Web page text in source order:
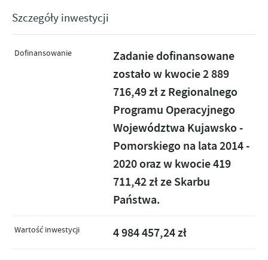
Szczegóły inwestycji
Dofinansowanie
Zadanie dofinansowane
zostało w kwocie 2 889
716,49 zł z Regionalnego
Programu Operacyjnego
Województwa Kujawsko -
Pomorskiego na lata 2014 -
2020 oraz w kwocie 419
711,42 zł ze Skarbu
Państwa.
Wartość inwestycji 4 984 457,24 zł